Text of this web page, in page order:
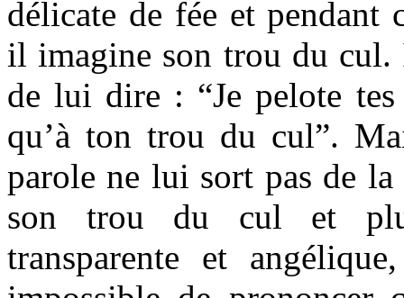
délicate de fée et pendant
il imagine son trou du cul.
de lui dire : “Je pelote
qu’à ton trou du cul”.
parole ne lui sort pas de
son trou du cul et
transparente et